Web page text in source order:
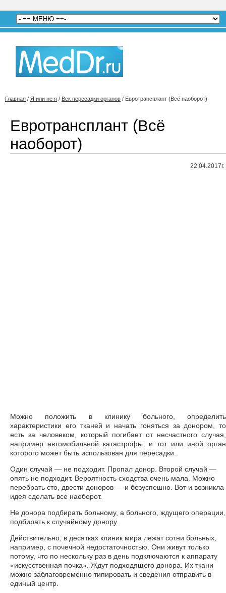
Главная / Я или не я / Век пересадки органов / Евротрансплант (Всё наоборот)
Евротрансплант (Всё
наоборот)
22.04.2017г.
Можно положить в клинику больного, определить
характеристики его тканей и начать гоняться за донором, то
есть за человеком, который погибает от несчастного случая,
например автомобильной катастрофы, и тот или иной орган
которого может быть использован для пересадки.
Один случай — не подходит. Пропал донор. Второй случай —
опять не подходит. Вероятность сходства очень мала. Можно
перебрать сто, двести доноров — и безуспешно. Вот и возникла
идея сделать все наоборот.
Не донора подбирать больному, а больного, ждущего операции,
подбирать к случайному донору.
Действительно, в десятках клиник мира лежат сотни больных,
например, с почечной недостаточностью. Они живут только
потому, что по нескольку раз в день подключаются к аппарату
«искусственная почка». Ждут подходящего донора. Их ткани
можно заблаговременно типировать и сведения отправить в
единый центр.